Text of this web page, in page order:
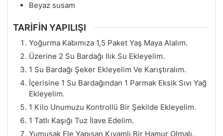
Beyaz susam
TARİFİN YAPILIŞI
Yoğurma Kabımıza 1,5 Paket Yaş Maya Alalım.
Üzerine 2 Su Bardağı Ilık Su Ekleyelim.
1 Su Bardağı Şeker Ekleyelim Ve Karıştıralım.
İçerisine 1 Su Bardağından 1 Parmak Eksik Sıvı Yağ
Ekleyelim.
1 Kilo Unumuzu Kontrollü Bir Şekilde Ekleyelim.
1 Tatlı Kaşığı Tuz İlave Edelim.
Yumuşak Ele Yapışan Kıvamlı Bir Hamur Olmalı.